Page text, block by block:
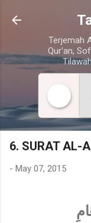
Terjemah
Qur'an,
6. SURAT AL-
- May 07, 2015